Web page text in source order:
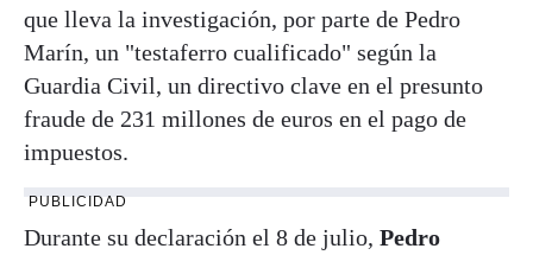
que lleva la investigación, por parte de Pedro
Marín, un "testaferro cualificado" según la
Guardia Civil, un directivo clave en el presunto
fraude de 231 millones de euros en el pago de
impuestos.
PUBLICIDAD
Durante su declaración el 8 de julio, Pedro